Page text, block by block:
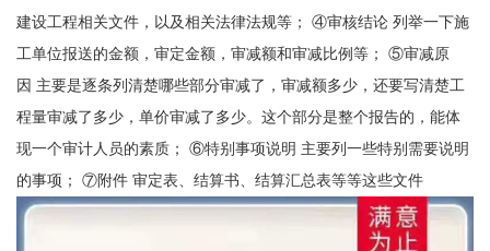
建设工程相关文件，以及相关法律法规等； ④审核结论 列举一下施
工单位报送的金额，审定金额，审减额和审减比例等； ⑤审减原
因 主要是逐条列清楚哪些部分审减了，审减额多少，还要写清楚工
程量审减了多少，单价审减了多少。这个部分是整个报告的，能体
现一个审计人员的素质； ⑥特别事项说明 主要列一些特别需要说明
的事项； ⑦附件 审定表、结算书、结算汇总表等等这些文件